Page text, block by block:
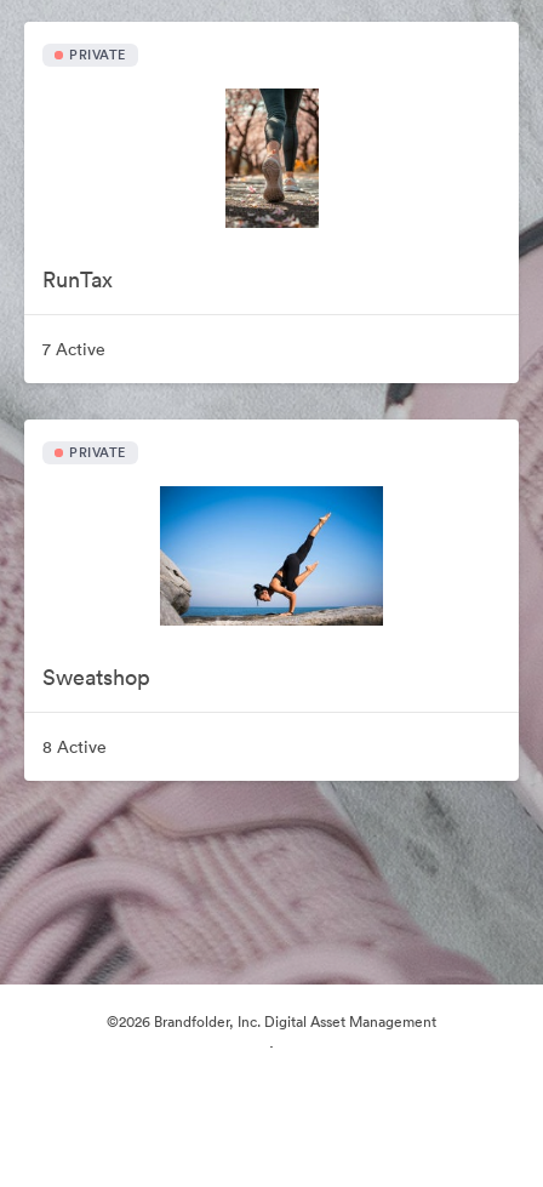
PRIVATE
RunTax
7 Active
PRIVATE
Sweatshop
8 Active
©2026 Brandfolder, Inc. Digital Asset Management
·